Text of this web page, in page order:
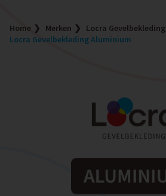
Home Merken
Locra Gevelbekleding
Locra Gevelbekleding Aluminium